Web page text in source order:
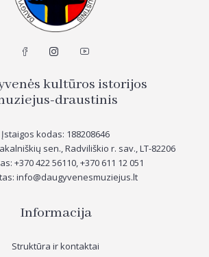
kultūros istorijos
draustinis
Įstaigos kodas: 188208646
sen., Radviliškio r. sav., LT-82206
+370 422 56110, +370611 12 051
info@daugyvenesmuziejus.lt
Informacija
Struktūra ir kontaktai